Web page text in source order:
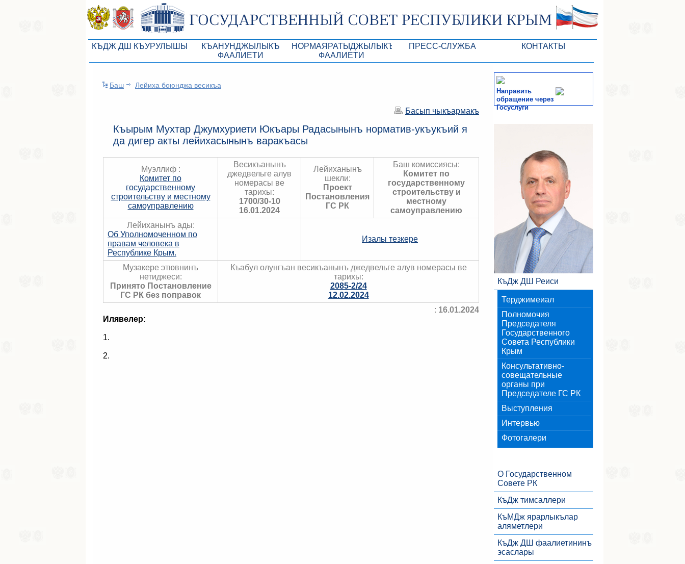
КЪДЖ ДШ КЪУРУЛЫШЫ
КъМДж ЮР Президиумы
КъМДж ЮР депутатлар фракциялары
КъМДж ЮР аппараты
Советники Председателя ГС РК
Управление делами ГС РК
КЪАНУНДЖЫЛЫКЪ
ФААЛИЕТИ
Бюджет Республики Крым
Независимая антикоррупционная экспертиза
Информация
Схема законодательного процесса в РК
Статистика законотворчества
НОРМАЯРАТЫДЖЫЛЫКЪ
ФААЛИЕТИ
КъМДж ЮР Президиумынынъ актлары
актларнынъ лейихалары
ПРЕСС-СЛУЖБА
Фотогалерея
Аккредитация СМИ
КОНТАКТЫ
Баш Лейиха боюнджа весикъа
Басып чыкъармакъ
Къырым Мухтар Джумхуриети Юкъары Радасынынъ норматив-укъукъий я
да дигер акты лейихасынынъ варакъасы
Муэллиф :
Комитет по
государственному
строительству и местному
самоуправлению
Весикъанынъ
джедвельге алув
номерасы ве
тарихы:
1700/30-10
16.01.2024
Лейиханынъ
шекли:
Проект
Постановления
ГС РК
Баш комиссиясы:
Комитет по
государственному
строительству и
местному
самоуправлению
Лейиханынъ ады:
Об Уполномоченном по
правам человека в
Республике Крым.
Изалы тезкере
Музакере этювнинъ
нетиджеси:
Принято Постановление
ГС РК без поправок
Къабул олунгъан весикъанынъ джедвельге алув номерасы ве
тарихы:
2085-2/24
12.02.2024
: 16.01.2024
Илявелер:
1.
2.
Направить
обращение через
Госуслуги
КъДж ДШ Реиси
Терджимеиал
Полномочия
Председателя
Государственного
Совета Республики
Крым
Консультативно-
совещательные
органы при
Председателе ГС РК
Выступления
Интервью
Фотогалери
О Государственном
Совете РК
КъДж тимсаллери
КъМДж ярарлыкълар
аляметлери
КъДж ДШ фаалиетининъ
эсаслары